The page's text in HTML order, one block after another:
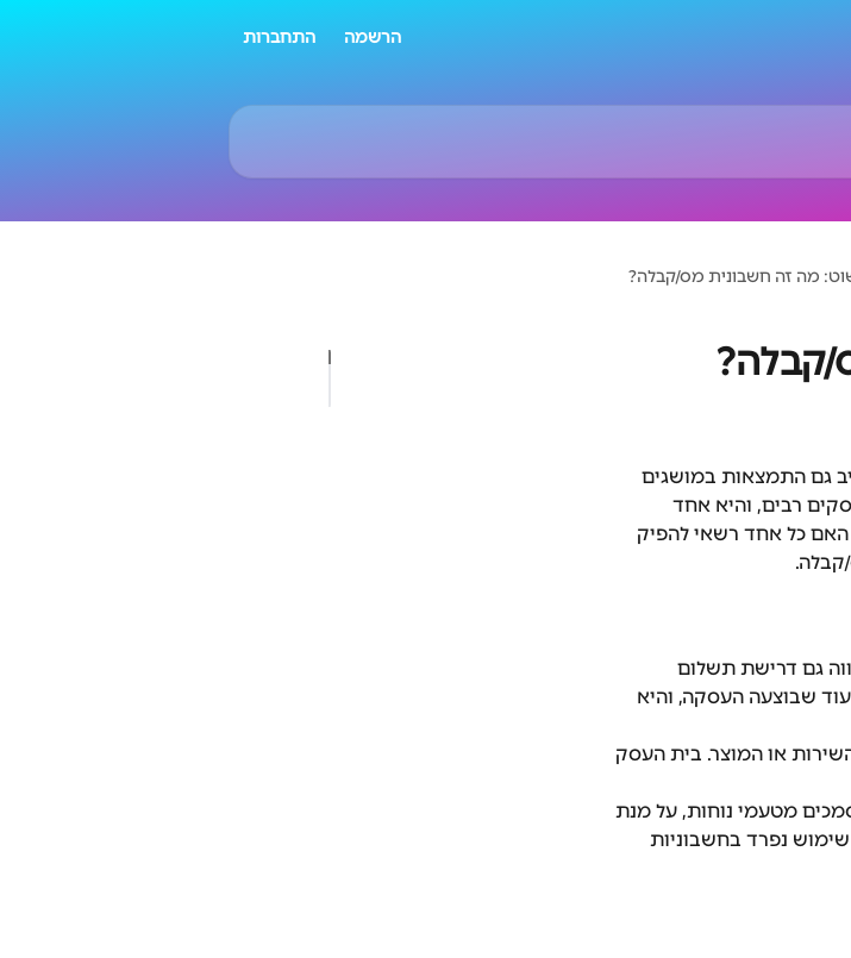
הרשמה התחברות
מה זה חשבונית מס/קבלה?
קבלה?
גם התמצאות במושגים
רבים, והיא אחד
כל אחד רשאי להפיק
קבלה.
גם דרישת תשלום
שבוצעה העסקה, והיא
או המוצר. בית העסק
מטעמי נוחות, על מנת
נפרד בחשבוניות